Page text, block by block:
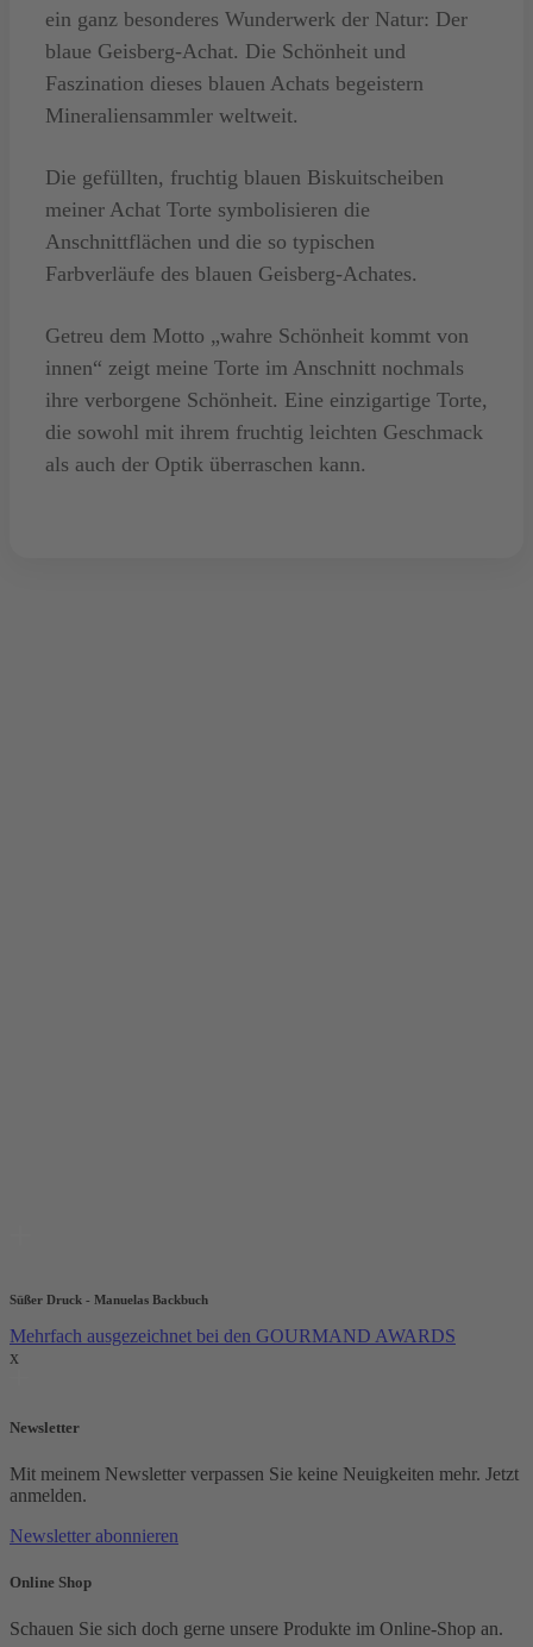
ein ganz besonderes Wunderwerk der Natur: Der
blaue Geisberg-Achat. Die Schönheit und
Faszination dieses blauen Achats begeistern
Mineraliensammler weltweit.
Die gefüllten, fruchtig blauen Biskuitscheiben
meiner Achat Torte symbolisieren die
Anschnittflächen und die so typischen
Farbverläufe des blauen Geisberg-Achates.
Getreu dem Motto „wahre Schönheit kommt von
innen“ zeigt meine Torte im Anschnitt nochmals
ihre verborgene Schönheit. Eine einzigartige Torte,
die sowohl mit ihrem fruchtig leichten Geschmack
als auch der Optik überraschen kann.
Süßer Druck - Manuelas Backbuch
Mehrfach ausgezeichnet bei den GOURMAND AWARDS
x
Newsletter
Mit meinem Newsletter verpassen Sie keine Neuigkeiten mehr. Jetzt
anmelden.
Newsletter abonnieren
Online Shop
Schauen Sie sich doch gerne unsere Produkte im Online-Shop an.